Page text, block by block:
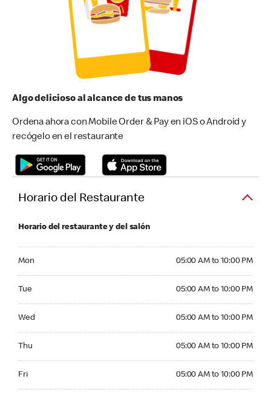
Algo delicioso al alcance de tus manos
Ordena ahora con Mobile Order & Pay en iOS o Android y
recógelo en el restaurante
Horario del Restaurante
Horario del restaurante y del salón
Mon 05:00 AM to 10:00 PM
Tue 05:00 AM to 10:00 PM
Wed 05:00 AM to 10:00 PM
Thu 05:00 AM to 10:00 PM
Fri 05:00 AM to 10:00 PM